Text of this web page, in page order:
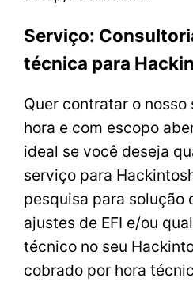
Serviço:
técnica para
Quer contratar o
hora e com escopo
ideal se você deseja
serviço para
pesquisa para solução
ajustes de EFI e/ou
técnico no seu
cobrado por hora